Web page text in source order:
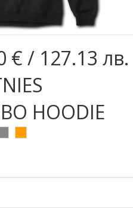
€ / 127.13 лв.
HOODIE